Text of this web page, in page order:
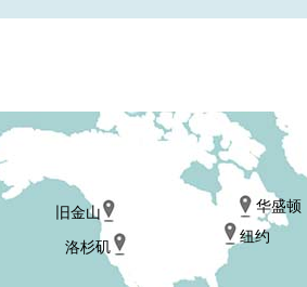
洛杉矶
纽约
旧金山 华盛顿